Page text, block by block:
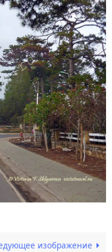
изображение